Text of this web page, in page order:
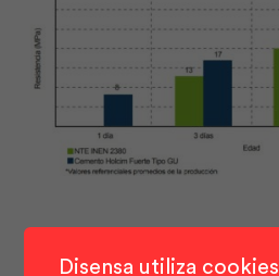
Disensa utiliza cookies